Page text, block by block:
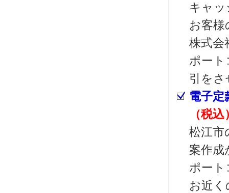
キャ
お客様
株式会
ポート
引を
電子定
（税込
松江市
案作成
ポート
お近く